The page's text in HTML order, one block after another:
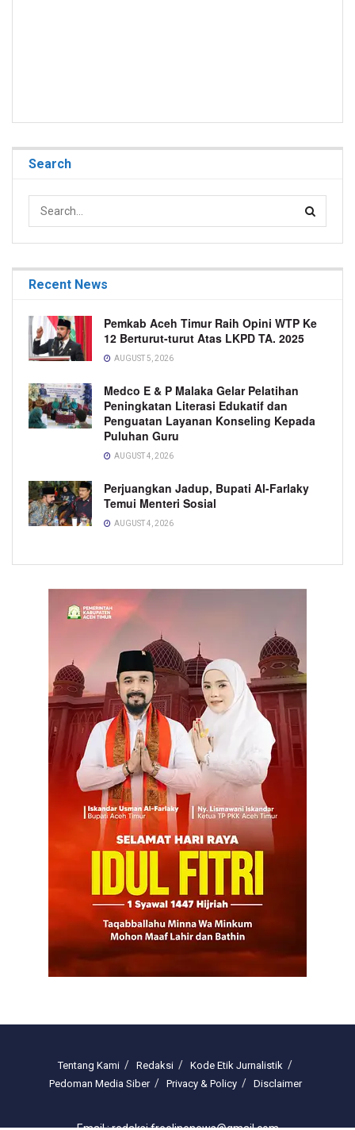
Search
Recent News
Pemkab Aceh Timur Raih Opini WTP Ke
12 Berturut-turut Atas LKPD TA. 2025
AUGUST 5, 2026
Medco E & P Malaka Gelar Pelatihan
Peningkatan Literasi Edukatif dan
Penguatan Layanan Konseling Kepada
Puluhan Guru
AUGUST 4, 2026
Perjuangkan Jadup, Bupati Al-Farlaky
Temui Menteri Sosial
AUGUST 4, 2026
Tentang Kami Redaksi
Kode Etik Jurnalistik
Pedoman Media Siber
Privacy & Policy Disclaimer